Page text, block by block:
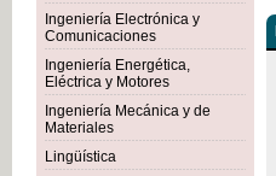
Ingeniería Electrónica y
Comunicaciones
Ingeniería Energética,
Eléctrica y Motores
Ingeniería Mecánica y de
Materiales
Lingüística